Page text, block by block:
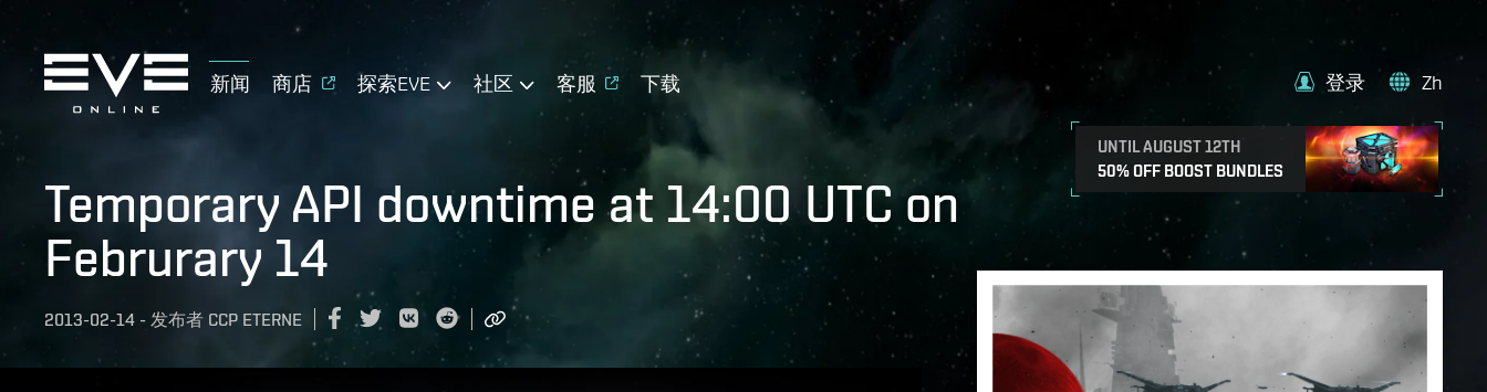
新闻 商店 探索EVE 社区 客服 下载
UNTIL AUGUST 12TH
50% OFF BOOST BUNDLES
登录 Zh
Temporary API downtime at 14:00 UTC on
Februrary 14
2013-02-14 - 发布者 CCP ETERNE